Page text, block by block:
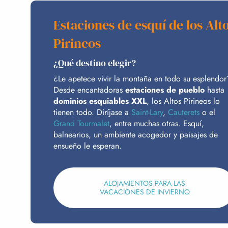
Estaciones de esquí de los
Pirineos
¿Qué destino elegir?
¿Le apetece vivir la montaña en todo su
Desde encantadoras estaciones de pueblo hasta
dominios esquiables XXL, los Altos Pirineos lo
tienen todo. Diríjase a Saint-Lary, Cauterets o el
Grand Tourmalet, entre muchas otras. Esquí,
balnearios, un ambiente acogedor y paisajes de
ensueño le esperan.
ALOJAMIENTOS PARA LAS
VACACIONES DE INVIERNO